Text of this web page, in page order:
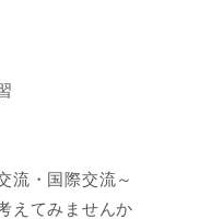
流・国際交流～
えてみませんか